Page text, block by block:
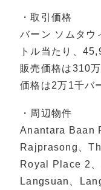
・取引価格
バーン ソムタウ
トル当たり、
販売価格は310
価格は2万1千バ
・周辺物件
Anantara Baan
Rajprasong、
Royal Place 2
Langsuan、